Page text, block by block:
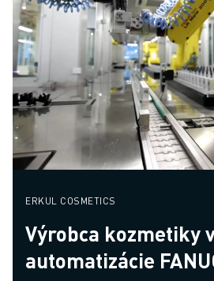
ERKUL COSMETICS
Výrobca kozmetiky
automatizácie